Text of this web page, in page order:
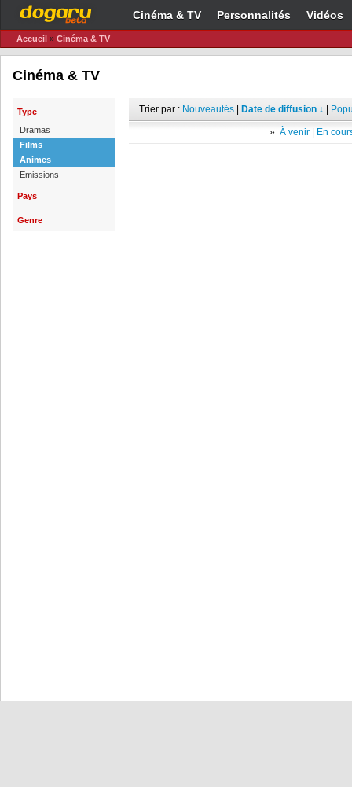
Cinéma & TV Personnalités Vidéos
Accueil » Cinéma & TV
Cinéma & TV
Type
Dramas
Films
Animes
Emissions
Pays
Genre
Trier par : Nouveautés Date de diffusion ↓
» À venir En